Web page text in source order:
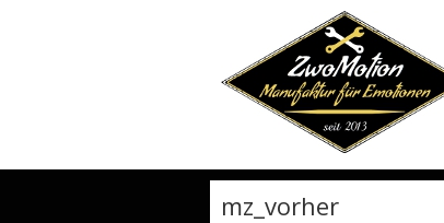
mz_vorher